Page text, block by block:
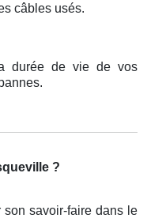
câbles usés.
durée de vie de vos
?
son savoir-faire dans le